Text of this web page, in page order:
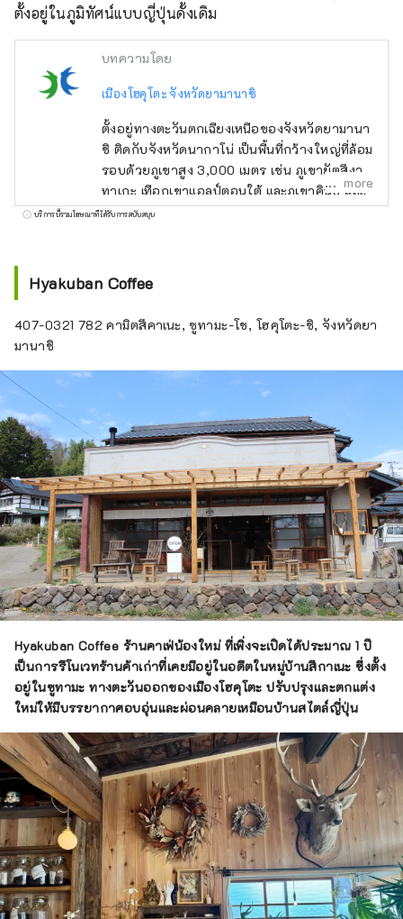
ตั้งอยู่ในภูมิทัศน์แบบญี่ปุ่นดั้งเดิม
บทความโดย
เมืองโฮคุโตะ จังหวัดยามานาชิ
ตั้งอยู่ทางตะวันตกเฉียงเหนือของจังหวัดยามานา
ชิ ติดกับจังหวัดนากาโน่ เป็นพื้นที่กว้างใหญ่ที่ล้อม
รอบด้วยภูเขาสูง 3,000 เมตร เช่น ภูเขายัตสึงา
ทาเกะ เทือกเขาแอลป์ตอนใต้ และภูเขาคินปุ และ
มองเห็นภูเขาไฟฟูจิทางทิศใต้ ใช้เวลาเดินทางโดย
1 ชั่วโมงโดยรถยนต์จากมัตสึโมโต้ และเนื่องจาก
การเข้าถึงที่ง่ายดายจึงมีนักท่องเที่ยวจำนวนมาก
เดินทางมาตลอดทั้งปี เป็นที่รู้จักในนาม ``หมู่บ้าน
แห่งผืนน้ำอันโด่งดัง'' และพื้นที่ 3 แห่งได้รับเลือก
อุดมสมบูรณ์นี้ได้รับความนิยมในฐานะน้ำ
ธรรมชาติ และเรามีน้ำแร่ที่มีปริมาณการผลิตมาก
ที่สุดแห่งหนึ่งในญี่ปุ่น สาเกผลิตจากน้ำใสเช่นกัน
และคุณสามารถเพลิดเพลินกับทิวทัศน์ธรรมชาติที่
สวยงามและอาหารอันอุดมสมบูรณ์ได้
more
บริการนี้รวมโฆษณาที่ได้รับการสนับสนุน
Hyakuban Coffee
407-0321 782 คามิตสึคาเนะ, ซูทามะ-โช, โฮคุโตะ-ชิ, จังหวัดยา
มานาชิ
Hyakuban Coffee ร้านคาเฟ่น้องใหม่ ที่เพิ่งจะเปิดได้ประมาณ 1 ปี
เป็นการรีโนเวทร้านค้าเก่าที่เคยมีอยู่ในอดีตในหมู่บ้านสึกาเนะ ซึ่งตั้ง
อยู่ในซูทามะ ทางตะวันออกของเมืองโฮคุโตะปรับปรุงและตกแต่ง
ใหม่ให้มีบรรยากาศอบอุ่นและผ่อนคลายเหมือนบ้านสไตล์ญี่ปุ่น